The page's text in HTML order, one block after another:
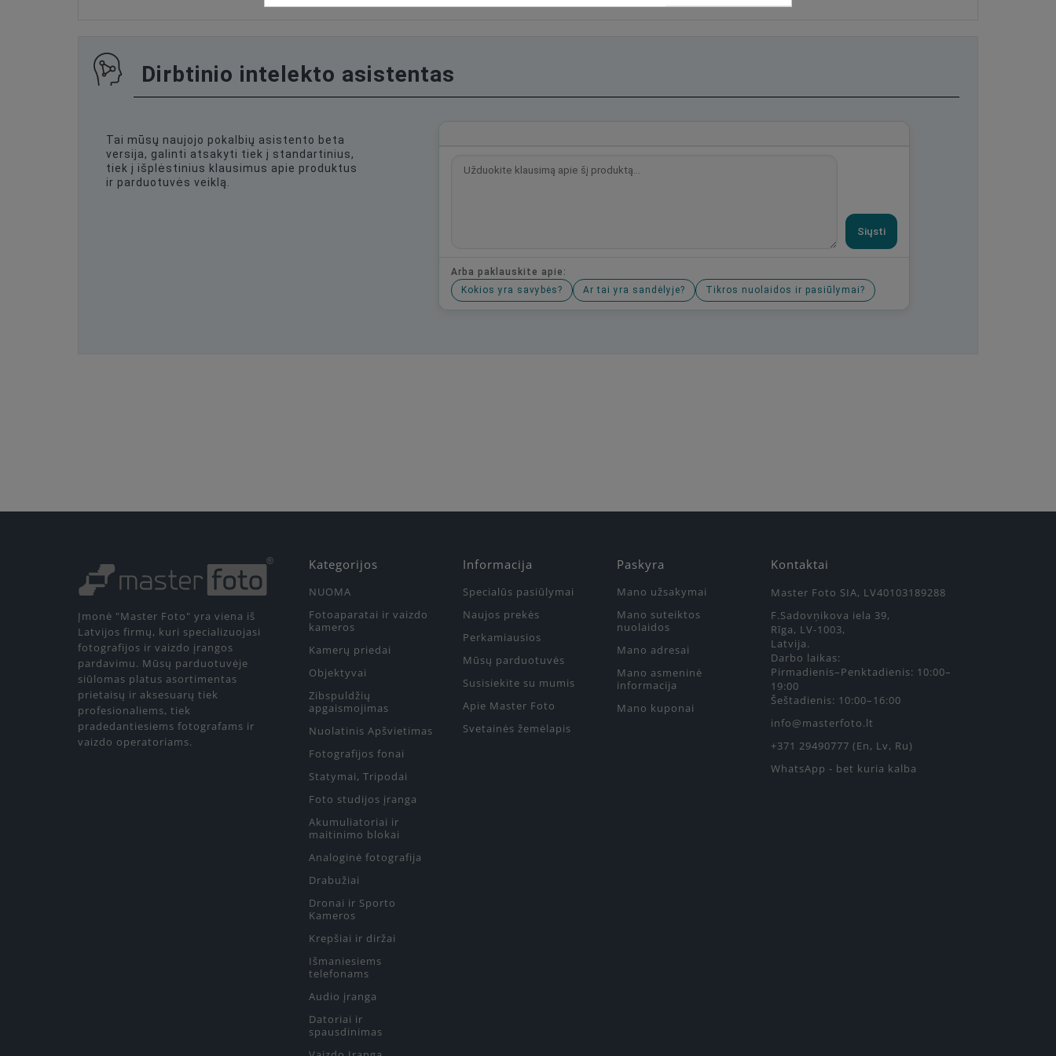
Dirbtinio intelekto asistentas
Tai mūsų naujojo pokalbių asistento beta
versija, galinti atsakyti tiek į standartinius,
tiek į išplėstinius klausimus apie produktus
ir parduotuvės veiklą.
Siųsti
Arba paklauskite apie:
Kokios yra savybės?
Ar tai yra sandėlyje? Tikros nuolaidos ir pasiūlymai?
Įmonė "Master Foto" yra viena iš
Latvijos firmų, kuri specializuojasi
fotografijos ir vaizdo įrangos
pardavimu. Mūsų parduotuvėje
siūlomas platus asortimentas
prietaisų ir aksesuarų tiek
profesionaliems, tiek
pradedantiesiems fotografams ir
vaizdo operatoriams.
Kategorijos
NUOMA
Fotoaparatai ir vaizdo
kameros
Kamerų priedai
Objektyvai
Zibspuldžių
apgaismojimas
Nuolatinis Apšvietimas
Fotografijos fonai
Statymai, Tripodai
Foto studijos įranga
Akumuliatoriai ir
maitinimo blokai
Analoginė fotografija
Drabužiai
Dronai ir Sporto
Kameros
Krepšiai ir diržai
Išmaniesiems
telefonams
Audio įranga
Datoriai ir
spausdinimas
Informacija
Specialūs pasiūlymai
Naujos prekės
Perkamiausios
Mūsų parduotuvės
Susisiekite su mumis
Apie Master Foto
Svetainės žemėlapis
Paskyra
Mano užsakymai
Mano suteiktos
nuolaidos
Mano adresai
Mano asmeninė
informacija
Mano kuponai
Kontaktai
Master Foto SIA, LV40103189288
F.Sadovņikova iela 39,
Rīga, LV-1003,
Latvija.
Darbo laikas:
Pirmadienis–Penktadienis: 10:00–
19:00
Šeštadienis: 10:00–16:00
info@masterfoto.lt
+371 29490777 (En, Lv, Ru)
WhatsApp - bet kuria kalba